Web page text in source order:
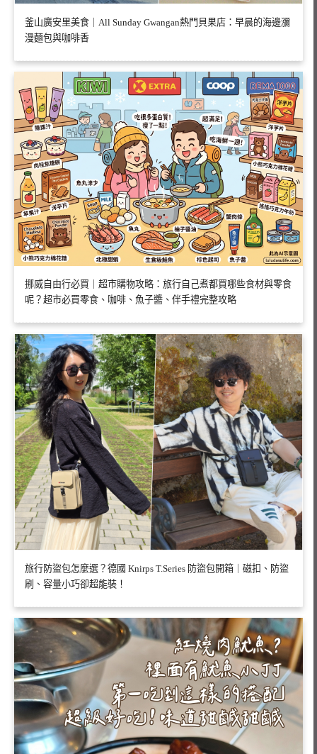
釜山廣安里美食｜All Sunday Gwangan熱門貝果店：早晨的海邊瀰
漫麵包與咖啡香
挪威自由行必買｜超市購物攻略：旅行自己煮都買哪些食材與零食
呢？超市必買零食、咖啡、魚子醬、伴手禮完整攻略
旅行防盜包怎麼選？德國 Knirps T.Series 防盜包開箱｜磁扣、防盜
刷、容量小巧卻超能裝！